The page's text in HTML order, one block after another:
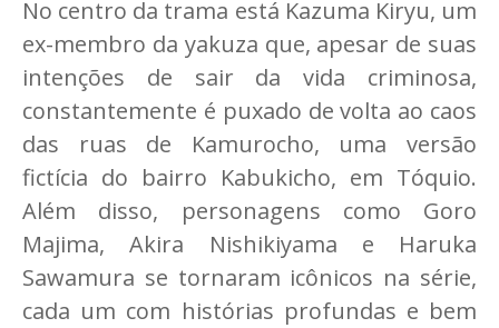
No centro da trama está Kazuma Kiryu, um
ex-membro da yakuza que, apesar de suas
intenções de sair da vida criminosa,
constantemente é puxado de volta ao caos
das ruas de Kamurocho, uma versão
fictícia do bairro Kabukicho, em Tóquio.
Além disso, personagens como Goro
Majima, Akira Nishikiyama e Haruka
Sawamura se tornaram icônicos na série,
cada um com histórias profundas e bem